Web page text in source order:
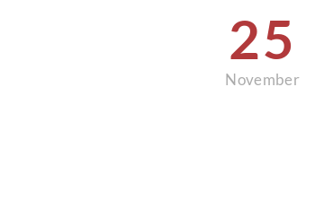
25
November